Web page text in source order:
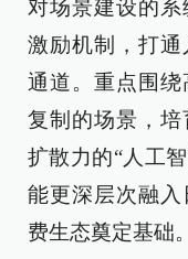
对场景建设的
激励机制，打
通道。重点围
复制的场景，
扩散力的“人工
能更深层次融
费生态奠定基础。